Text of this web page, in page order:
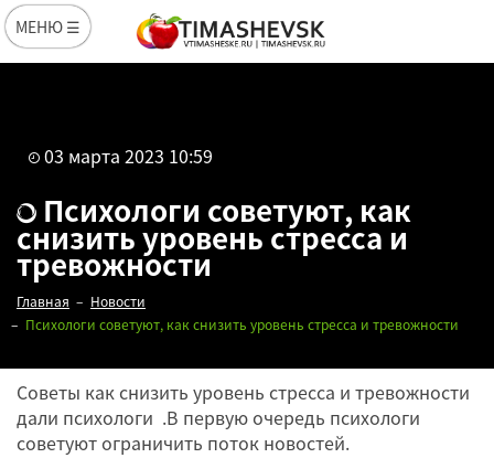
МЕНЮ ☰
03 марта 2023 10:59
Психологи советуют, как
снизить уровень стресса и
тревожности
Главная
Новости
Психологи советуют, как снизить уровень стресса и тревожности
Советы как снизить уровень стресса и тревожности
дали психологи .В первую очередь психологи
советуют ограничить поток новостей.